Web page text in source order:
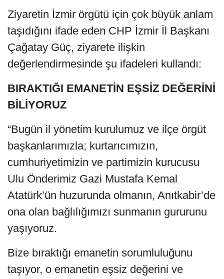
Ziyaretin İzmir örgütü için çok büyük anlam
taşıdığını ifade eden CHP İzmir İl Başkanı
Çağatay Güç, ziyarete ilişkin
değerlendirmesinde şu ifadeleri kullandı:
BIRAKTIĞI EMANETİN EŞSİZ DEĞERİNİ
BİLİYORUZ
“Bugün il yönetim kurulumuz ve ilçe örgüt
başkanlarımızla; kurtarıcımızın,
cumhuriyetimizin ve partimizin kurucusu
Ulu Önderimiz Gazi Mustafa Kemal
Atatürk’ün huzurunda olmanın, Anıtkabir’de
ona olan bağlılığımızı sunmanın gururunu
yaşıyoruz.
Bize bıraktığı emanetin sorumluluğunu
taşıyor, o emanetin eşsiz değerini ve